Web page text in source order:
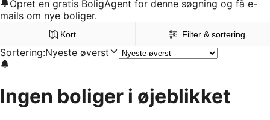
Opret en gratis BoligAgent for denne søgning og få e-
mails om nye boliger.
Kort Filter & sortering
Sortering:Nyeste øverst
Ingen boliger i øjeblikket